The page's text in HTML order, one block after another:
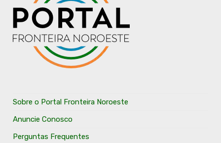
Sobre o Portal Fronteira Noroeste
Anuncie Conosco
Perguntas Frequentes